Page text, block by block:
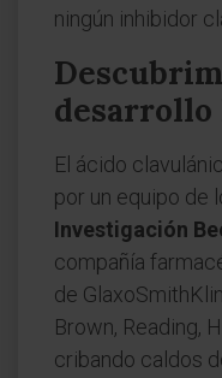
ningún inhibidor
El ácido
por un equipo de
Investigación
compañía
de
Brown, Reading,
cribando caldos